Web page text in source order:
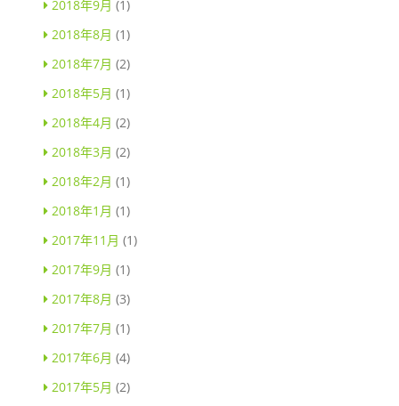
2018年9月 (1)
2018年8月 (1)
2018年7月 (2)
2018年5月 (1)
2018年4月 (2)
2018年3月 (2)
2018年2月 (1)
2018年1月 (1)
2017年11月 (1)
2017年9月 (1)
2017年8月 (3)
2017年7月 (1)
2017年6月 (4)
2017年5月 (2)